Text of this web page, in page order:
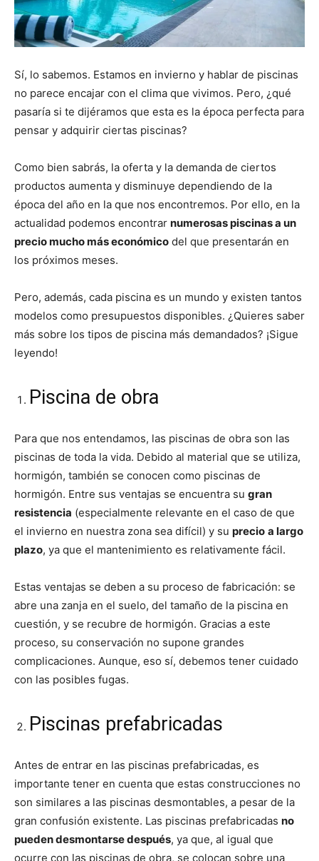
Sí, lo sabemos. Estamos en invierno y hablar de piscinas
no parece encajar con el clima que vivimos. Pero, ¿qué
pasaría si te dijéramos que esta es la época perfecta para
pensar y adquirir ciertas piscinas?
Como bien sabrás, la oferta y la demanda de ciertos
productos aumenta y disminuye dependiendo de la
época del año en la que nos encontremos. Por ello, en la
actualidad podemos encontrar numerosas piscinas a un
precio mucho más económico del que presentarán en
los próximos meses.
Pero, además, cada piscina es un mundo y existen tantos
modelos como presupuestos disponibles. ¿Quieres saber
más sobre los tipos de piscina más demandados? ¡Sigue
leyendo!
Piscina de obra
Para que nos entendamos, las piscinas de obra son las
piscinas de toda la vida. Debido al material que se utiliza,
hormigón, también se conocen como piscinas de
hormigón. Entre sus ventajas se encuentra su gran
resistencia (especialmente relevante en el caso de que
el invierno en nuestra zona sea difícil) y su precio a largo
plazo, ya que el mantenimiento es relativamente fácil.
Estas ventajas se deben a su proceso de fabricación: se
abre una zanja en el suelo, del tamaño de la piscina en
cuestión, y se recubre de hormigón. Gracias a este
proceso, su conservación no supone grandes
complicaciones. Aunque, eso sí, debemos tener cuidado
con las posibles fugas.
Piscinas prefabricadas
Antes de entrar en las piscinas prefabricadas, es
importante tener en cuenta que estas construcciones no
son similares a las piscinas desmontables, a pesar de la
gran confusión existente. Las piscinas prefabricadas no
pueden desmontarse después, ya que, al igual que
ocurre con las piscinas de obra, se colocan sobre una